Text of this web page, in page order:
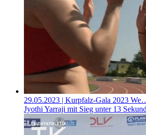
29.05.2023 | Kurpfalz-Gala 2023
Jyothi Yarraji mit Sieg unter 13